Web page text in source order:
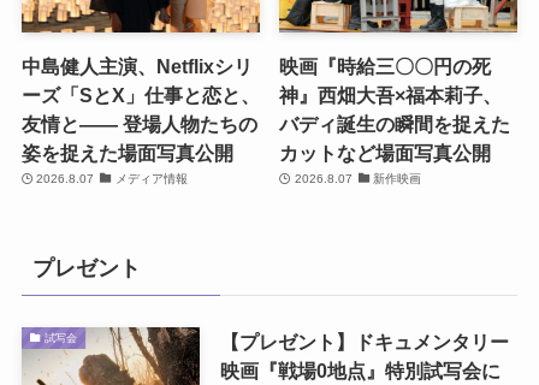
中島健人主演、Netflixシリ
ーズ「SとX」仕事と恋と、
友情と―― 登場人物たちの
姿を捉えた場面写真公開
2026.8.07 メディア情報
映画『時給三〇〇円の死
神』西畑大吾×福本莉子、
バディ誕生の瞬間を捉えた
カットなど場面写真公開
2026.8.07 新作映画
プレゼント
試写会
【プレゼント】ドキュメンタリー
映画『戦場0地点』特別試写会に